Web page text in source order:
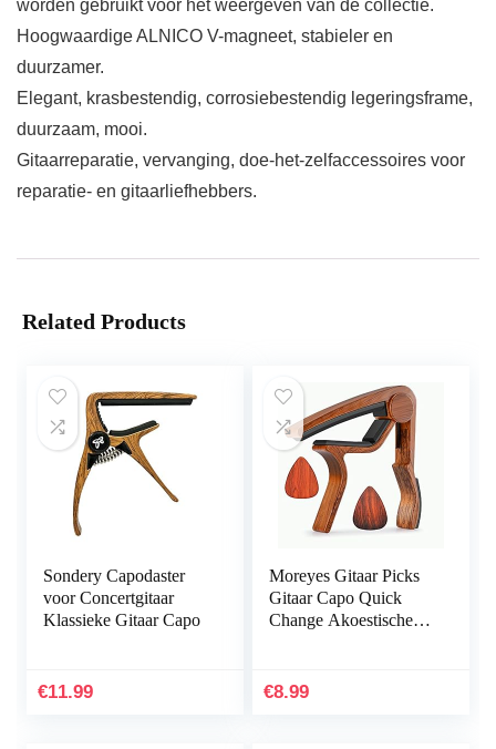
worden gebruikt voor het weergeven van de collectie.
Hoogwaardige ALNICO V-magneet, stabieler en
duurzamer.
Elegant, krasbestendig, corrosiebestendig legeringsframe,
duurzaam, mooi.
Gitaarreparatie, vervanging, doe-het-zelfaccessoires voor
reparatie- en gitaarliefhebbers.
Related Products
Sondery Capodaster
voor Concertgitaar
Klassieke Gitaar Capo
€11.99
Moreyes Gitaar Picks
Gitaar Capo Quick
Change Akoestische
Gratis Gitaar Picks
€8.99